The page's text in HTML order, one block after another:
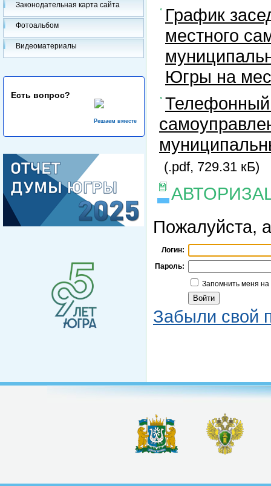
Законодательная карта сайта
Фотоальбом
Видеоматериалы
Есть вопрос?
Решаем вместе
График
местного
Югры на
Телефонный
(.pdf, 729.31 кБ)
Пожалуйста,
Логин:
Пароль:
Запомнить меня
Забыли свой